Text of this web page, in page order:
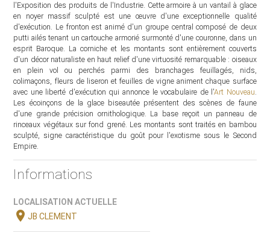
l'Exposition des produits de l'Industrie. Cette armoire à un vantail à glace
en noyer massif sculpté est une œuvre d'une exceptionnelle qualité
d'exécution. Le fronton est animé d'un groupe central composé de deux
putti ailés tenant un cartouche armorié surmonté d'une couronne, dans un
esprit Baroque. La corniche et les montants sont entièrement couverts
d'un décor naturaliste en haut relief d'une virtuosité remarquable : oiseaux
en plein vol ou perchés parmi des branchages feuillagés, nids,
colimaçons, fleurs de liseron et feuilles de vigne animent chaque surface
avec une liberté d'exécution qui annonce le vocabulaire de l'Art Nouveau.
Les écoinçons de la glace biseautée présentent des scènes de faune
d'une grande précision ornithologique. La base reçoit un panneau de
rinceaux végétaux sur fond grené. Les montants sont traités en bambou
sculpté, signe caractéristique du goût pour l'exotisme sous le Second
Empire.
Informations
LOCALISATION ACTUELLE
location_onJB CLEMENT